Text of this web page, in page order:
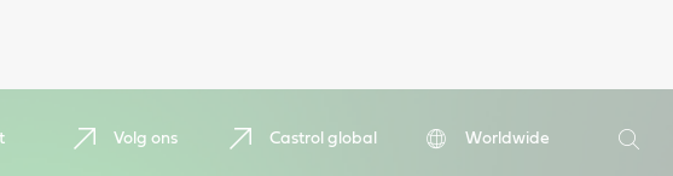
Volg ons Castrol global
Worldwide
Zoeken